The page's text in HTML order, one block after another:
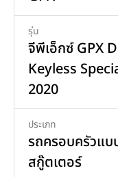
รุ่น
จีพีเอ็กซ์ GPX
Keyless
2020
ประเภท
รถครอบครัวแบ
สกู๊ตเตอร์